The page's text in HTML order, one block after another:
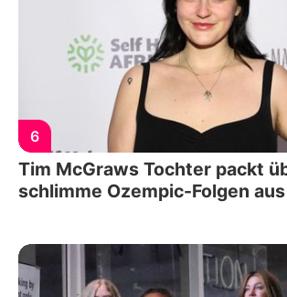
6
Tim McGraws Tochter packt
schlimme Ozempic-Folgen aus